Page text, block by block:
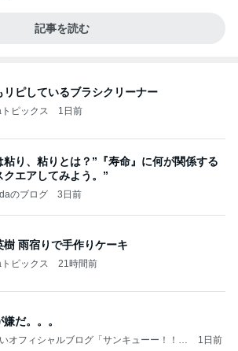
記事を読む
リピしているブラシクリーナー
ピックス 1日前
粘り、粘りとは？”『寿命』に何が関係する
クエアしてみよう。”
のブログ 3日前
樹 雨宿りで手作りケーキ
ピックス 21時間前
嫌だ。。。
オフィシャルブログ「サンキューー！！尾
1日前